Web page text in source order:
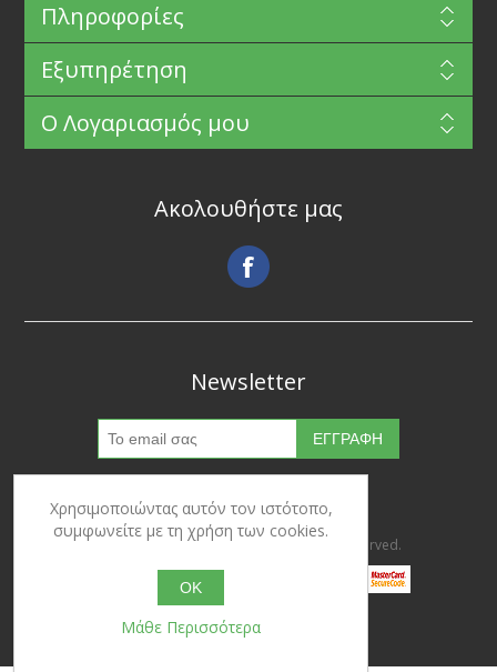
Πληροφορίες
Εξυπηρέτηση
Ο Λογαριασμός μου
Ακολουθήστε μας
Newsletter
Copyright © 2026 Ypertrofes. All rights reserved.
Powered bynopCommerce
Χρησιμοποιώντας αυτόν τον ιστότοπο,
συμφωνείτε με τη χρήση των cookies.
OK
Μάθε Περισσότερα